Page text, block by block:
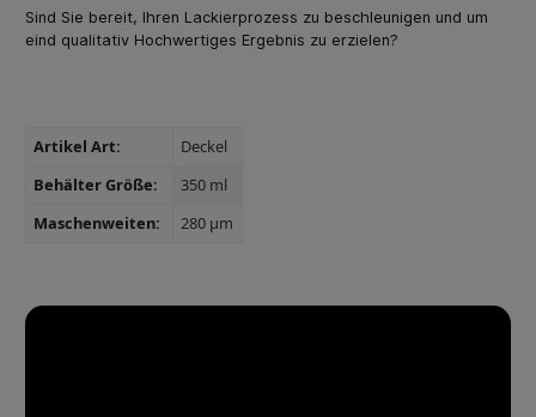
Sind Sie bereit, Ihren Lackierprozess zu beschleunigen und um
eind qualitativ Hochwertiges Ergebnis zu erzielen?
Artikel Art:
Deckel
Behälter Größe:
350 ml
Maschenweiten:
280 µm